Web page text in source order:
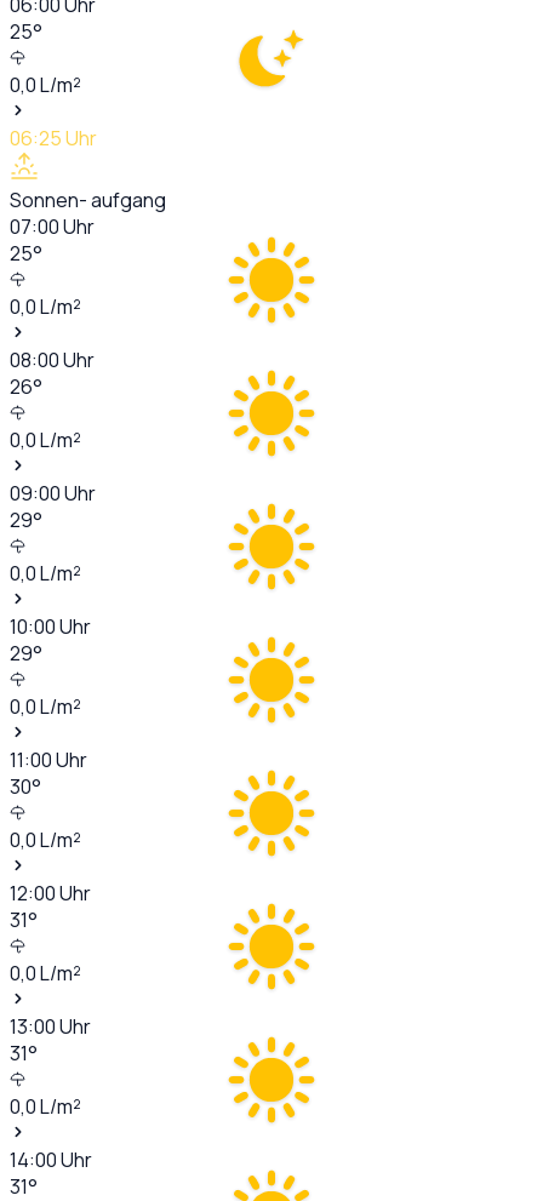
25°
0,0L/m²
06:25Uhr
Sonnen- aufgang
07:00Uhr
25°
0,0L/m²
08:00Uhr
26°
0,0L/m²
09:00Uhr
29°
0,0L/m²
10:00Uhr
29°
0,0L/m²
11:00Uhr
30°
0,0L/m²
12:00Uhr
31°
0,0L/m²
13:00Uhr
31°
0,0L/m²
14:00Uhr
31°